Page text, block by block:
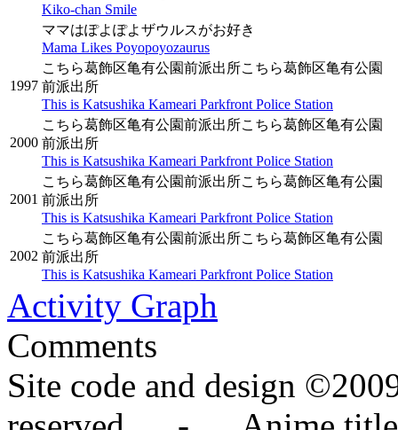
Kiko-chan Smile
ママはぽよぽよザウルスがお好き
Mama Likes Poyopoyozaurus
1997
こちら葛飾区亀有公園前派出所こちら葛飾区亀有公園
前派出所
This is Katsushika Kameari Parkfront Police Station
2000
こちら葛飾区亀有公園前派出所こちら葛飾区亀有公園
前派出所
This is Katsushika Kameari Parkfront Police Station
2001
こちら葛飾区亀有公園前派出所こちら葛飾区亀有公園
前派出所
This is Katsushika Kameari Parkfront Police Station
2002
こちら葛飾区亀有公園前派出所こちら葛飾区亀有公園
前派出所
This is Katsushika Kameari Parkfront Police Station
Activity Graph
Comments
Site code and design